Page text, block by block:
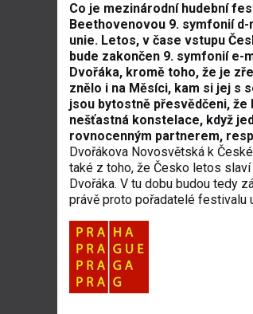
Co je mezinárodní hudební
Beethovenovou 9. symfonií
unie. Letos, v čase vstupu
bude zakončen 9. symfonií e-
Dvořáka, kromě toho, že je
znělo i na Měsíci, kam si jej s
jsou bytostně přesvědčeni, že
nešťastná konstelace, když
rovnocenným partnerem,
Dvořákova Novosvětská k
také z toho, že Česko letos
Dvořáka. V tu dobu budou tedy
právě proto pořadatelé festivalu